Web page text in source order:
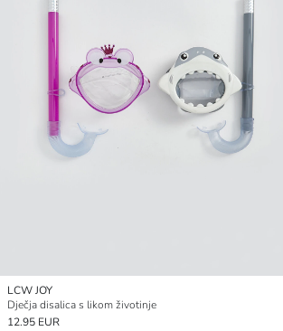
LCW JOY
Dječja disalica s likom životinje
12.95 EUR